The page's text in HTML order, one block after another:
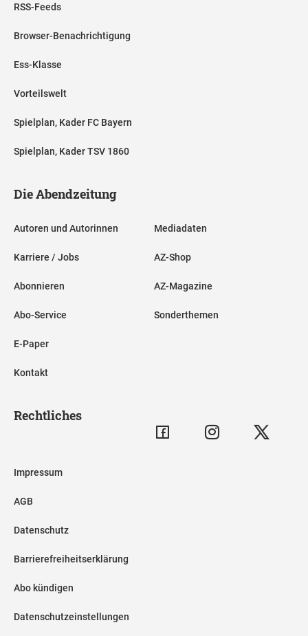
RSS-Feeds
Browser-Benachrichtigung
Ess-Klasse
Vorteilswelt
Spielplan, Kader FC Bayern
Spielplan, Kader TSV 1860
Die Abendzeitung
Autoren und Autorinnen
Karriere / Jobs
Abonnieren
Abo-Service
E-Paper
Kontakt
Mediadaten
AZ-Shop
AZ-Magazine
Sonderthemen
Rechtliches
Impressum
AGB
Datenschutz
Barrierefreiheitserklärung
Abo kündigen
Datenschutzeinstellungen